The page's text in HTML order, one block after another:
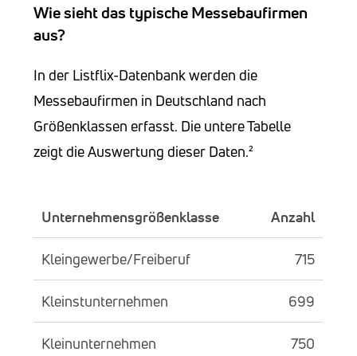
Wie sieht das typische Messebaufirmen
aus?
In der Listflix-Datenbank werden die
Messebaufirmen in Deutschland nach
Größenklassen erfasst. Die untere Tabelle
zeigt die Auswertung dieser Daten.²
Unternehmensgrößenklasse Anzahl
Kleingewerbe/Freiberuf 715
Kleinstunternehmen 699
Kleinunternehmen 750